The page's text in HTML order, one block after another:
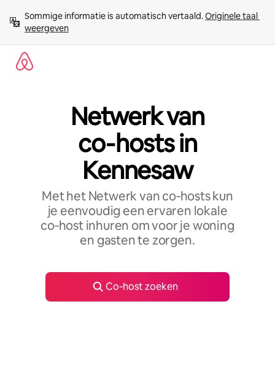
direct
naar
inhoud
Sommige informatie is automatisch vertaald. Originele taal
weergeven
Netwerk van
co‑hosts in
Kennesaw
Met het Netwerk van co‑hosts kun
je eenvoudig een ervaren lokale
co‑host inhuren om voor je woning
en gasten te zorgen.
Co‑host zoeken